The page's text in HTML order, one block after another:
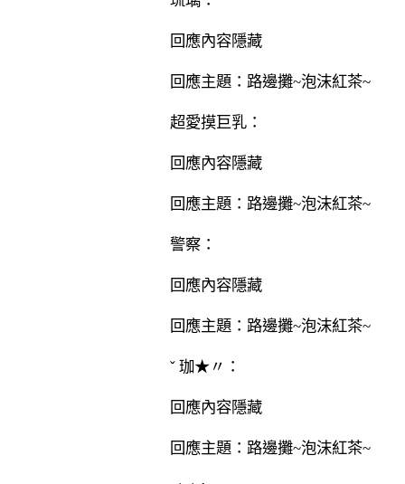
回應內容隱藏
回應主題：路邊攤~泡沫紅茶~
超愛摸巨乳：
回應內容隱藏
回應主題：路邊攤~泡沫紅茶~
警察：
回應內容隱藏
回應主題：路邊攤~泡沫紅茶~
ˇ 珈★〃：
回應內容隱藏
回應主題：路邊攤~泡沫紅茶~